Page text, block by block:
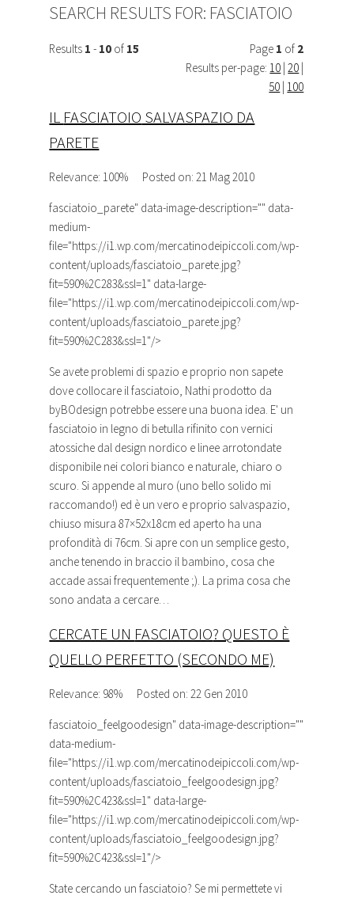
SEARCH RESULTS FOR: FASCIATOIO
Results 1 - 10 of 15 Page 1 of 2
Results per-page:10 |20 |
50 |100
IL FASCIATOIO SALVASPAZIO DA
PARETE
Relevance: 100% Posted on: 21 Mag 2010
fasciatoio_parete" data-image-description="" data-
medium-
file="https://i1.wp.com/mercatinodeipiccoli.com/wp-
content/uploads/fasciatoio_parete.jpg?
fit=590%2C283&ssl=1" data-large-
file="https://i1.wp.com/mercatinodeipiccoli.com/wp-
content/uploads/fasciatoio_parete.jpg?
fit=590%2C283&ssl=1"/>
Se avete problemi di spazio e proprio non sapete
dove collocare ilfasciatoio, Nathi prodotto da
byBOdesign potrebbe essere una buona idea. E' un
fasciatoio in legno di betulla rifinito con vernici
atossiche dal design nordico e linee arrotondate
disponibile nei colori bianco e naturale, chiaro o
scuro. Si appende al muro (uno bello solido mi
raccomando!) ed è un vero e proprio salvaspazio,
chiuso misura 87×52x18cm ed aperto ha una
profondità di 76cm. Si apre con un semplice gesto,
anche tenendo in braccio il bambino, cosa che
accade assai frequentemente ;). La prima cosa che
sono andata a cercare…
CERCATE UN FASCIATOIO? QUESTO È
QUELLO PERFETTO (SECONDO ME)
Relevance: 98% Posted on: 22 Gen 2010
fasciatoio_feelgoodesign" data-image-description=""
data-medium-
file="https://i1.wp.com/mercatinodeipiccoli.com/wp-
content/uploads/fasciatoio_feelgoodesign.jpg?
fit=590%2C423&ssl=1" data-large-
file="https://i1.wp.com/mercatinodeipiccoli.com/wp-
content/uploads/fasciatoio_feelgoodesign.jpg?
fit=590%2C423&ssl=1"/>
State cercando unfasciatoio? Se mi permettete vi